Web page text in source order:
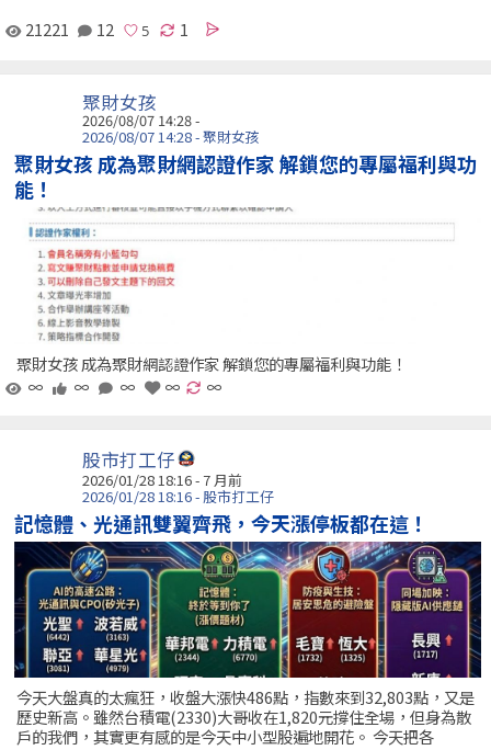
21221 12 1
聚財女孩
2026/08/07 14:28 -
2026/08/07 14:28 - 聚財女孩
聚財女孩 成為聚財網認證作家 解鎖您的專屬福利與功
能！
聚財女孩 成為聚財網認證作家 解鎖您的專屬福利與功能！
∞
∞ ∞ ∞ ∞
股市打工仔
2026/01/28 18:16 - 7 月前
2026/01/28 18:16 - 股市打工仔
記憶體、光通訊雙翼齊飛，今天漲停板都在這！
今天大盤真的太瘋狂，收盤大漲快486點，指數來到32,803點，又是
歷史新高。雖然台積電(2330)大哥收在1,820元撐住全場，但身為散
戶的我們，其實更有感的是今天中小型股遍地開花。 今天把各